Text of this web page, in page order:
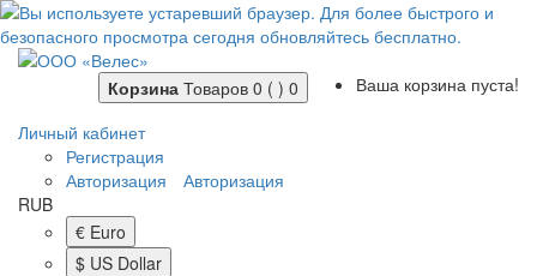
Корзина Товаров 0 ( ) 0
Ваша корзина пуста!
Личный кабинет
Регистрация
Авторизация
Авторизация
RUB
€ Euro
$ US Dollar